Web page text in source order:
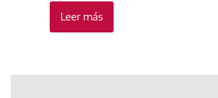
Leer más